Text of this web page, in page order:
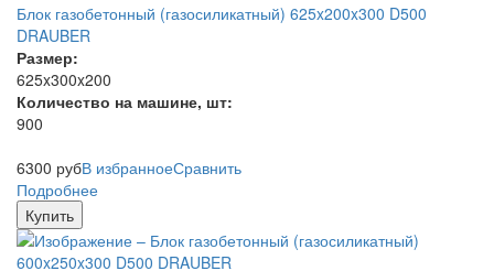
Блок газобетонный (газосиликатный) 625x200x300 D500
DRAUBER
Размер:
625x300x200
Количество на машине, шт:
900
6300 рубВ избранноеСравнить
Подробнее
Купить